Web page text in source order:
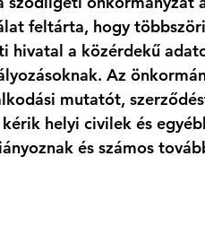
feltárta, hogy
hivatal a közérdekű
Az
mutatót,
helyi civilek és
és számos